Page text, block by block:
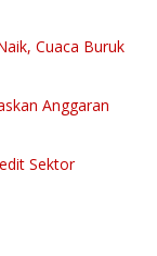
Cuaca Buruk
Anggaran
Sektor